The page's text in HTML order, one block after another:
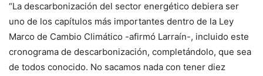
“La descarbonización del sector energético debiera ser
uno de los capítulos más importantes dentro de la Ley
Marco de Cambio Climático -afirmó Larraín-, incluido este
cronograma de descarbonización, completándolo, que sea
de todos conocido. No sacamos nada con tener diez